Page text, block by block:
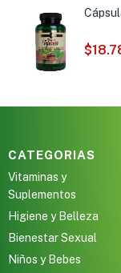
$
CATEGORIAS
Vitaminas y
Suplementos
Higiene y Belleza
Bienestar Sexual
Niños y Bebes